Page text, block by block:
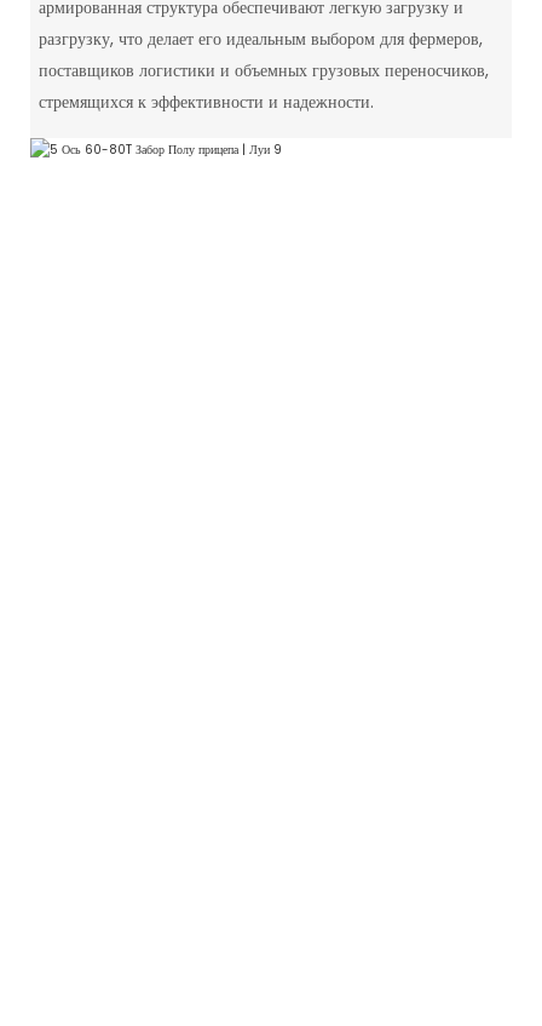
армированная структура обеспечивают легкую загрузку и
разгрузку, что делает его идеальным выбором для фермеров,
поставщиков логистики и объемных грузовых переносчиков,
стремящихся к эффективности и надежности.